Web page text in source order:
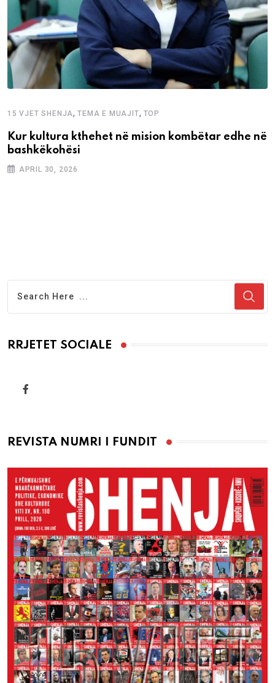
15 VJET SHENJA,TEMA E MUAJIT, TOP
Kur kultura kthehet në mision kombëtar edhe në
bashkëkohësi
APRIL 30, 2026
RRJETET SOCIALE
REVISTA NUMRI I FUNDIT